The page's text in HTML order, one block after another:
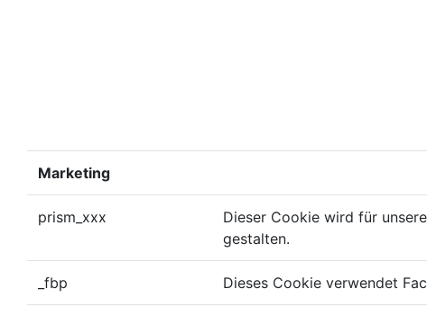
Marketing
prism_xxx
Dieser Cookie wird für
gestalten.
_fbp Dieses Cookie verwendet